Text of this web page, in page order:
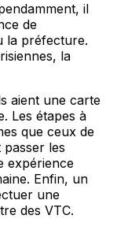
il
de
la préfecture.
la
aient une carte
Les étapes à
que ceux de
passer les
expérience
Enfin, un
une
des VTC.